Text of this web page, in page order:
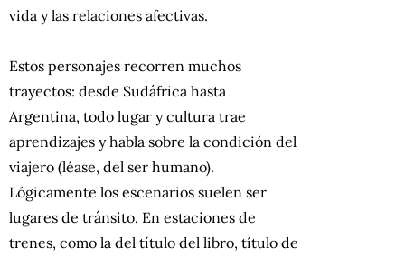
vida y las relaciones afectivas.
Estos personajes recorren muchos
trayectos: desde Sudáfrica hasta
Argentina, todo lugar y cultura trae
aprendizajes y habla sobre la condición del
viajero (léase, del ser humano).
Lógicamente los escenarios suelen ser
lugares de tránsito. En estaciones de
trenes, como la del título del libro, título de